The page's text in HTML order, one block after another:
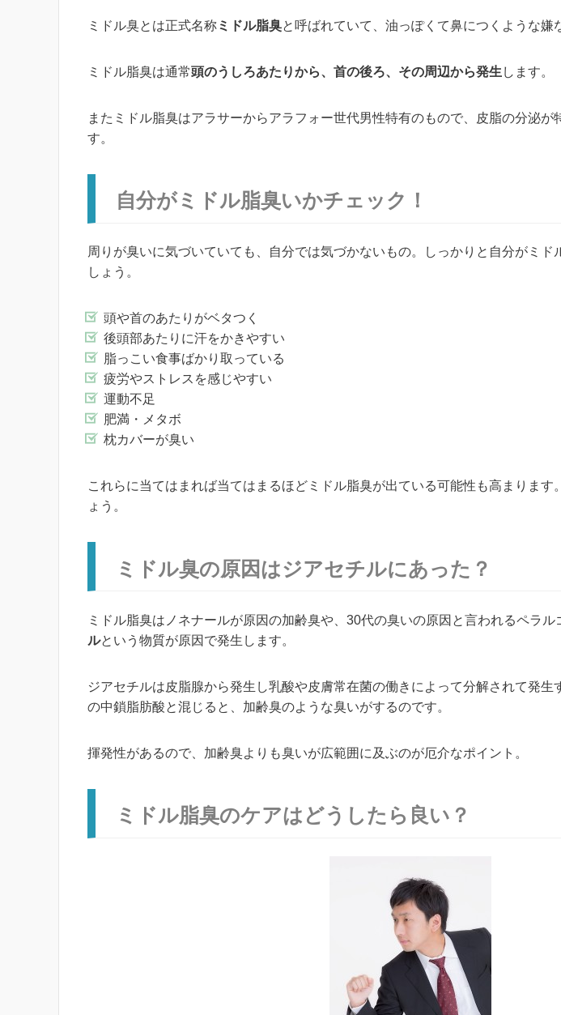
ミドル臭とは正式名称ミドル脂臭と呼ばれていて、油っぽくて鼻につくような嫌
ミドル脂臭は通常頭のうしろあたりから、首の後ろ、その周辺から発生 します。
またミドル脂臭はアラサーからアラフォー世代男性特有のもので、皮脂の分泌が
す。
自分がミドル脂臭いかチェック！
周りが臭いに気づいていても、自分では気づかないもの。しっかりと自分がミド
しょう。
頭や首のあたりがベタつく
後頭部あたりに汗をかきやすい
脂っこい食事ばかり取っている
疲労やストレスを感じやすい
運動不足
肥満・メタボ
枕カバーが臭い
これらに当てはまれば当てはまるほどミドル脂臭が出ている可能性も高まります
ょう。
ミドル臭の原因はジアセチルにあった？
ミドル脂臭はノネナールが原因の加齢臭や、30代の臭いの原因と言われるペラル
ルという物質が原因で発生します。
ジアセチルは皮脂腺から発生し乳酸や皮膚常在菌の働きによって分解されて発生
の中鎖脂肪酸と混じると、加齢臭のような臭いがするのです。
揮発性があるので、加齢臭よりも臭いが広範囲に及ぶのが厄介なポイント。
ミドル脂臭のケアはどうしたら良い？